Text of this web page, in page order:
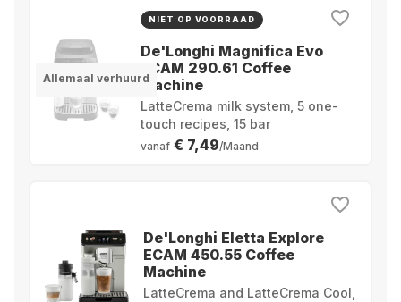
Allemaal verhuurd
NIET OP VOORRAAD
De'Longhi Magnifica Evo
ECAM 290.61 Coffee
Machine
LatteCrema milk system, 5 one-
touch recipes, 15 bar
vanaf € 7,49/Maand
De'Longhi Eletta Explore
ECAM 450.55 Coffee
Machine
LatteCrema and LatteCrema Cool,